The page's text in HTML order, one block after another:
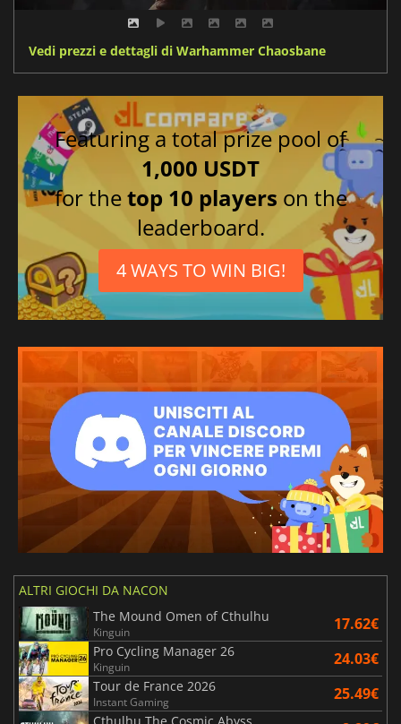
Vedi prezzi e dettagli di Warhammer Chaosbane
Featuring a total prize pool of
1,000 USDT
for thetop 10 players on the
leaderboard.
4 WAYS TO WIN BIG!
ALTRI GIOCHI DA NACON
The Mound Omen of Cthulhu
Kinguin 17.62€
Pro Cycling Manager 26
Kinguin 24.03€
Tour de France 2026
Instant Gaming 25.49€